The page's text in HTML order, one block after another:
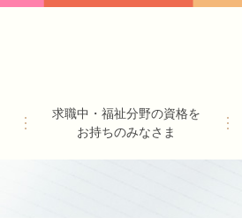
求職中・福祉分野の資格を
お持ちのみなさま